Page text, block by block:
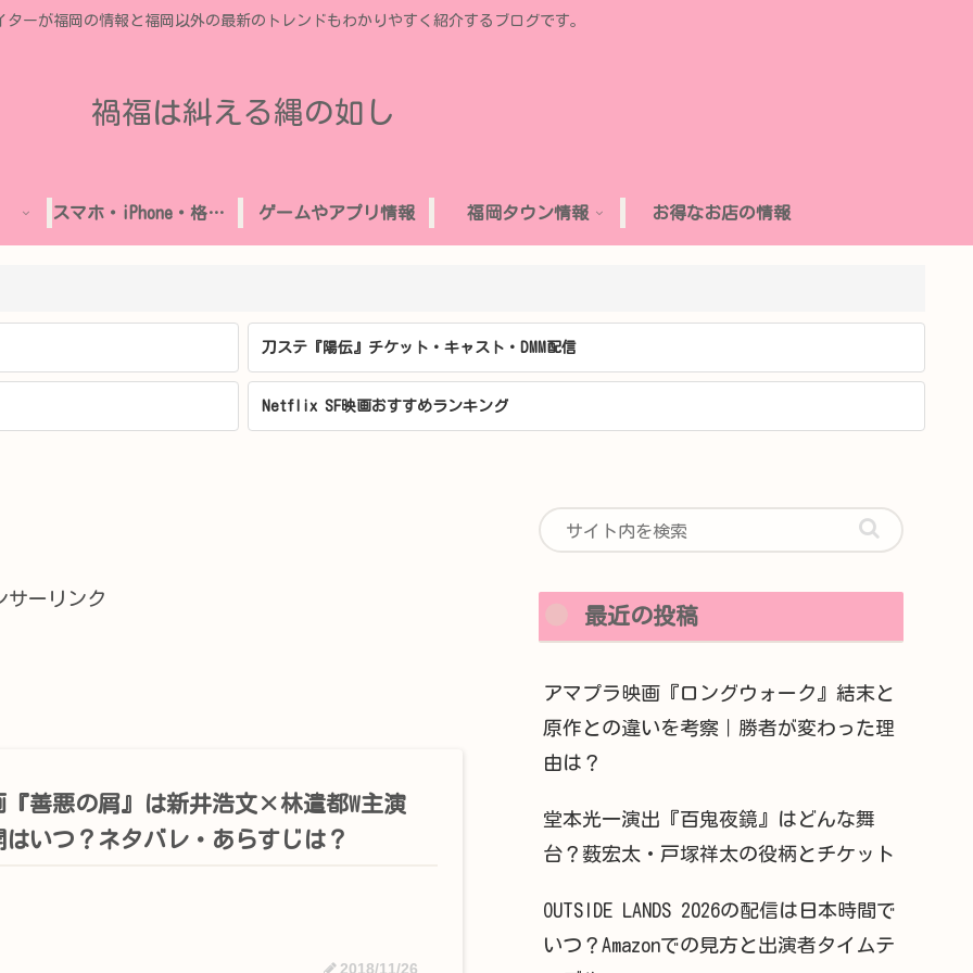
ターが福岡の情報と福岡以外の最新のトレンドもわかりやすく紹介するブログです。
禍福は糾える縄の如し
スマホ・iPhone・格安SIM ゲームやアプリ情報 福岡タウン情報 お得なお店の情報
刀ステ『陽伝』チケット・キャスト・DMM配信
Netflix SF映画おすすめランキング
サーリンク
『善悪の屑』は新井浩文×林遣都W主演
はいつ？ネタバレ・あらすじは？
2018/11/26
最近の投稿
アマプラ映画『ロングウォーク』結末と
原作との違いを考察｜勝者が変わった理
由は？
堂本光一演出『百鬼夜鏡』はどんな舞
台？薮宏太・戸塚祥太の役柄とチケット
OUTSIDE LANDS 2026の配信は日本時間で
いつ？Amazonでの見方と出演者タイムテ